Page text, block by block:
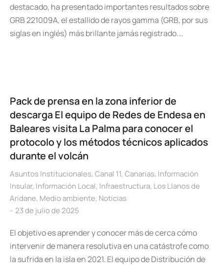
destacado, ha presentado importantes resultados sobre
GRB 221009A, el estallido de rayos gamma (GRB, por sus
siglas en inglés) más brillante jamás registrado.…
Pack de prensa en la zona inferior de
descarga El equipo de Redes de Endesa en
Baleares visita La Palma para conocer el
protocolo y los métodos técnicos aplicados
durante el volcán
Asuntos Institucionales, Canal 11, Canarias, Información
Insular, Información Local, Infraestructura, Los Llanos de
Aridane, Medio ambiente, Noticias
23 de julio de 2025
El objetivo es aprender y conocer más de cerca cómo
intervenir de manera resolutiva en una catástrofe como
la sufrida en la isla en 2021. El equipo de Distribución de